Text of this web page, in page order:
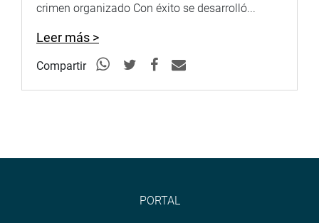
crimen organizado Con éxito se desarrolló...
Leer más >
Compartir
PORTAL